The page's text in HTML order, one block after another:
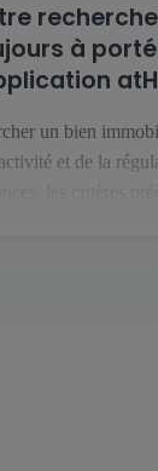
à
un bien
et de la